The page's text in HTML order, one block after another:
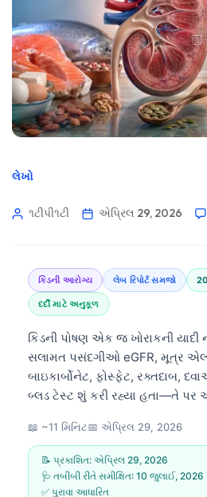
લેખો
૧ટીપી૧ટી એપ્રિલ 29, 2026
કિડની આરોગ્ય લેબ રિપોર્ટ સમજો
દર્દી માટે અનુકૂળ
કિડની પોષણ એક જ ખોરાકની યાદી
સલામત પસંદગીઓ eGFR, મૂત્ર
બાઇકાર્બોનેટ, ફોસ્ફેટ, રક્તદાબ,
બ્લડ ટેસ્ટ શું કરી રહ્યા હતા—તે પર
📖 ~11 મિનિટ📅 એપ્રિલ 29, 2026
📝 પ્રકાશિત: એપ્રિલ 29, 2026
🩺 તબીબી રીતે સમીક્ષિત: 10 જુલાઈ, 2026
✅ પુરાવા આધારિત